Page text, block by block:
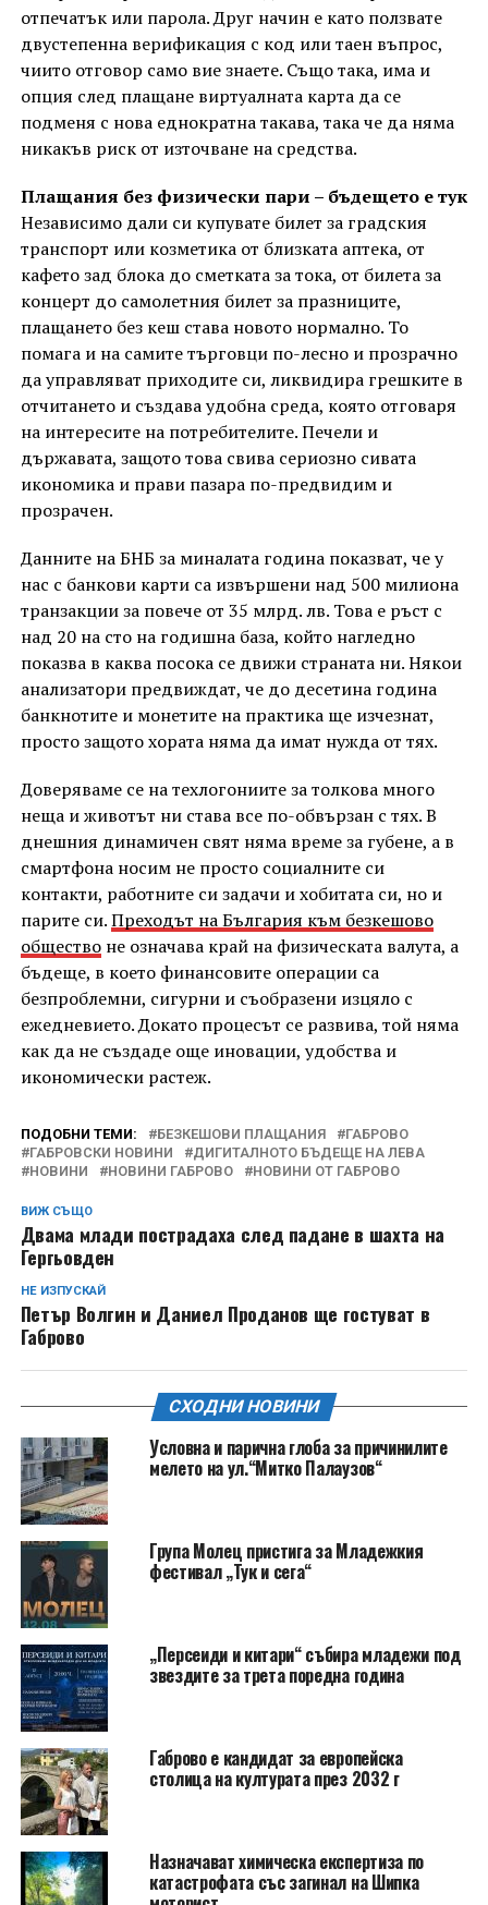
отпечатък или парола. Друг начин е като ползвате
двустепенна верификация с код или таен въпрос,
чиито отговор само вие знаете. Също така, има и
опция след плащане виртуалната карта да се
подменя с нова еднократна такава, така че да няма
никакъв риск от източване на средства.
Плащания без физически пари – бъдещето е тук
Независимо дали си купувате билет за градския
транспорт или козметика от близката аптека, от
кафето зад блока до сметката за тока, от билета за
концерт до самолетния билет за празниците,
плащането без кеш става новото нормално. То
помага и на самите търговци по-лесно и прозрачно
да управляват приходите си, ликвидира грешките в
отчитането и създава удобна среда, която отговаря
на интересите на потребителите. Печели и
държавата, защото това свива сериозно сивата
икономика и прави пазара по-предвидим и
прозрачен.
Данните на БНБ за миналата година показват, че у
нас с банкови карти са извършени над 500 милиона
транзакции за повече от 35 млрд. лв. Това е ръст с
над 20 на сто на годишна база, който нагледно
показва в каква посока се движи страната ни. Някои
анализатори предвиждат, че до десетина година
банкнотите и монетите на практика ще изчезнат,
просто защото хората няма да имат нужда от тях.
Доверяваме се на техлогониите за толкова много
неща и животът ни става все по-обвързан с тях. В
днешния динамичен свят няма време за губене, а в
смартфона носим не просто социалните си
контакти, работните си задачи и хобитата си, но и
парите си.Преходът на България към безкешово
обществоне означава край на физическата валута, а
бъдеще, в което финансовите операции са
безпроблемни, сигурни и съобразени изцяло с
ежедневието. Докато процесът се развива, той няма
как да не създаде още иновации, удобства и
икономически растеж.
ПОДОБНИ ТЕМИ: БЕЗКЕШОВИ ПЛАЩАНИЯ
ГАБРОВО
ГАБРОВСКИ НОВИНИ
ДИГИТАЛНОТО БЪДЕЩЕ НА ЛЕВА
НОВИНИ
НОВИНИ ГАБРОВО НОВИНИ ОТ ГАБРОВО
ВИЖ СЪЩО
Двама млади пострадаха след падане в шахта на
Гергьовден
НЕ ИЗПУСКАЙ
Петър Волгин и Даниел Проданов ще гостуват в
Габрово
СХОДНИ НОВИНИ
Условна и парична глоба за причинилите
мелето на ул.“Митко Палаузов“
Група Молец пристига за Младежкия
фестивал „Тук и сега“
„Персеиди и китари“ събира младежи под
звездите за трета поредна година
Габрово е кандидат за европейска
столица на културата през 2032 г
Назначават химическа експертиза по
катастрофата със загинал на Шипка